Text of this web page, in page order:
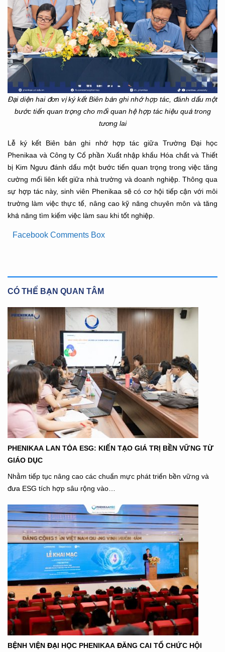
Đại diện hai đơn vị ký kết Biên bản ghi nhớ hợp tác, đánh dấu một
bước tiến quan trọng cho mối quan hệ hợp tác hiệu quả trong
tương lai
Lễ ký kết Biên bản ghi nhớ hợp tác giữa Trường Đại học
Phenikaa và Công ty Cổ phần Xuất nhập khẩu Hóa chất và Thiết
bị Kim Ngưu đánh dấu một bước tiến quan trọng trong việc tăng
cường mối liên kết giữa nhà trường và doanh nghiệp. Thông qua
sự hợp tác này, sinh viên Phenikaa sẽ có cơ hội tiếp cận với môi
trường làm việc thực tế, nâng cao kỹ năng chuyên môn và tăng
khả năng tìm kiếm việc làm sau khi tốt nghiệp.
Facebook Comments Box
CÓ THỂ BẠN QUAN TÂM
PHENIKAA LAN TỎA ESG: KIẾN TẠO GIÁ TRỊ BỀN VỮNG TỪ
GIÁO DỤC
Nhằm tiếp tục nâng cao các chuẩn mực phát triển bền vững và
đưa ESG tích hợp sâu rộng vào…
BỆNH VIỆN ĐẠI HỌC PHENIKAA ĐĂNG CAI TỔ CHỨC HỘI